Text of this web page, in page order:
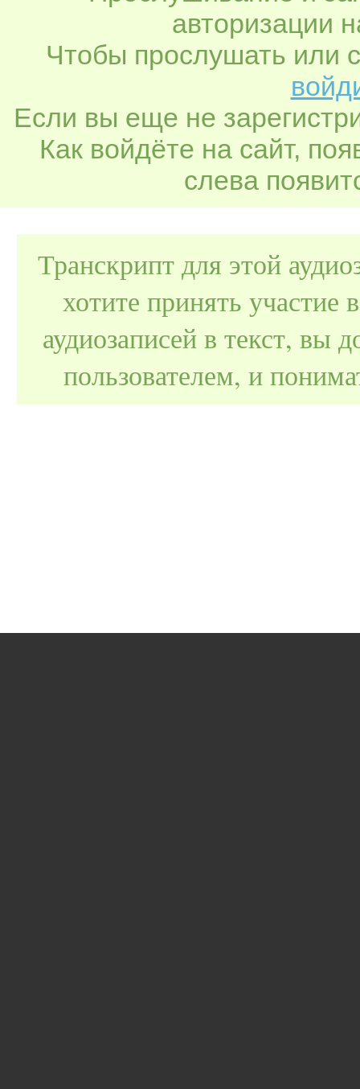
авторизации
Чтобы прослушать или
Если вы еще не
Как войдёте на сайт,
слева
Транскрипт для этой
хотите принять
аудиозаписей в текст, вы
пользователем, и